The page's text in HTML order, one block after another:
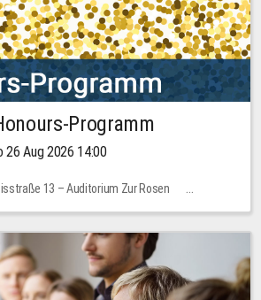
Programm
26 Aug 2026 14:00
13 – Auditorium Zur Rosen